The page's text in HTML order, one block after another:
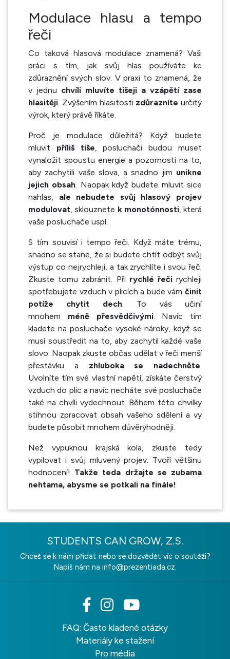
Modulace hlasu a tempo
řeči
Co taková hlasová modulace znamená? Vaši
práci s tím, jak svůj hlas používáte ke
zdůraznění svých slov. V praxi to znamená, že
v jednu chvíli mluvíte tišeji a vzápětí zase
hlasitěji. Zvýšením hlasitosti zdůrazníte určitý
výrok, který právě říkáte.
Proč je modulace důležitá? Když budete
mluvit příliš tiše, posluchači budou muset
vynaložit spoustu energie a pozornosti na to,
aby zachytili vaše slova, a snadno jim unikne
jejich obsah. Naopak když budete mluvit sice
nahlas, ale nebudete svůj hlasový projev
modulovat, sklouznete k monotónnosti, která
vaše posluchače uspí.
S tím souvisí i tempo řeči. Když máte trému,
snadno se stane, že si budete chtít odbýt svůj
výstup co nejrychleji, a tak zrychlíte i svou řeč.
Zkuste tomu zabránit. Při rychlé řečirychleji
spotřebujete vzduch v plicích a bude vám činit
potíže chytit dech. To vás učiní
mnohem méně přesvědčivými. Navíc tím
kladete na posluchače vysoké nároky, když se
musí soustředit na to, aby zachytil každé vaše
slovo. Naopak zkuste občas udělat v řeči menší
přestávku a zhluboka se nadechněte.
Uvolníte tím své vlastní napětí, získáte čerstvý
vzduch do plic a navíc necháte své posluchače
také na chvíli vydechnout. Během této chvilky
stihnou zpracovat obsah vašeho sdělení a vy
budete působit mnohem důvěryhodněji.
Než vypuknou krajská kola, zkuste tedy
vypilovat i svůj mluvený projev. Tvoří většinu
hodnocení! Takže teda držajte se zubama
nehtama, abysme se potkali na finále!
STUDENTS CAN GROW, Z.S.
Chceš se k nám přidat nebo se dozvědět víc o soutěži?
Napiš nám na info@prezentiada.cz.
FAQ: Často kladené otázky
Materiály ke stažení
Pro média